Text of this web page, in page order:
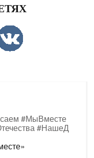
#МыВместе
#НашеД